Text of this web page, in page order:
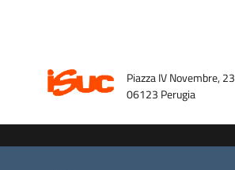
Piazza IV Novembre, 23
06123 Perugia